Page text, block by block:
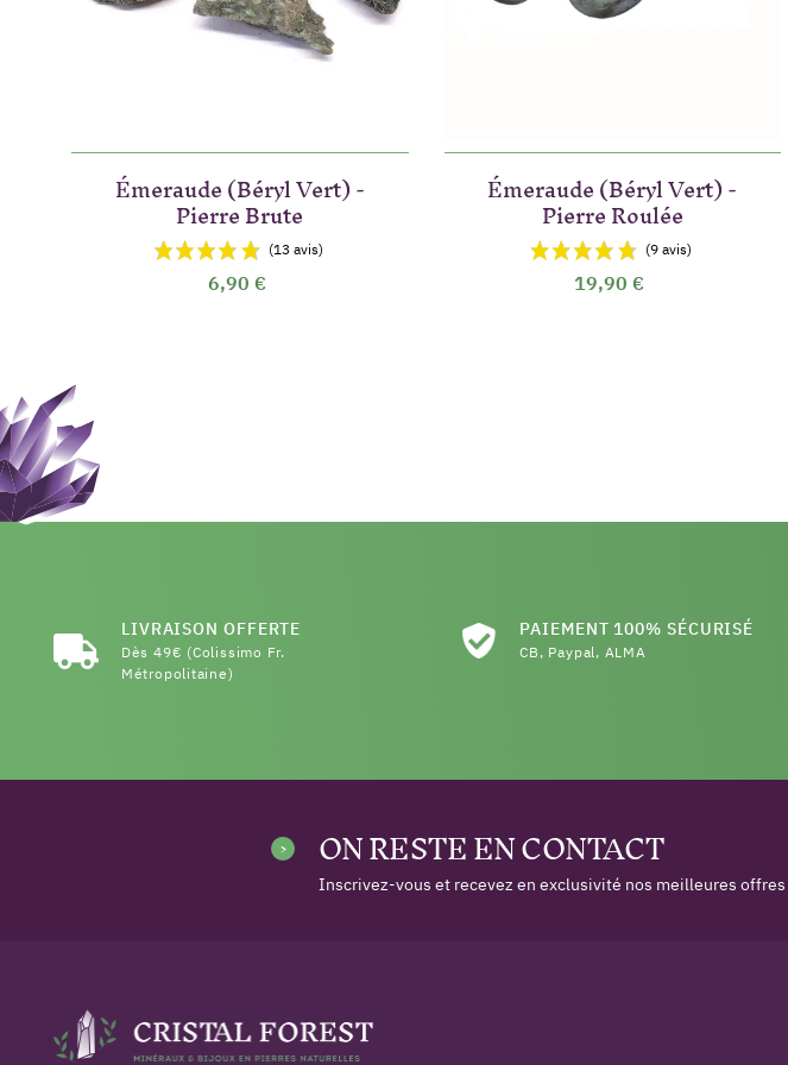
Émeraude (Béryl Vert) -
Pierre Brute
6,90 €
Émeraude (Béryl Vert) -
Pierre Roulée
19,90 €
LIVRAISON OFFERTE
Dès 49€ (Colissimo Fr.
Métropolitaine)
PAIEMENT 100% SÉCURISÉ
CB, Paypal, ALMA
ON RESTE EN CONTACT
Inscrivez-vous et recevez en exclusivité nos meilleures